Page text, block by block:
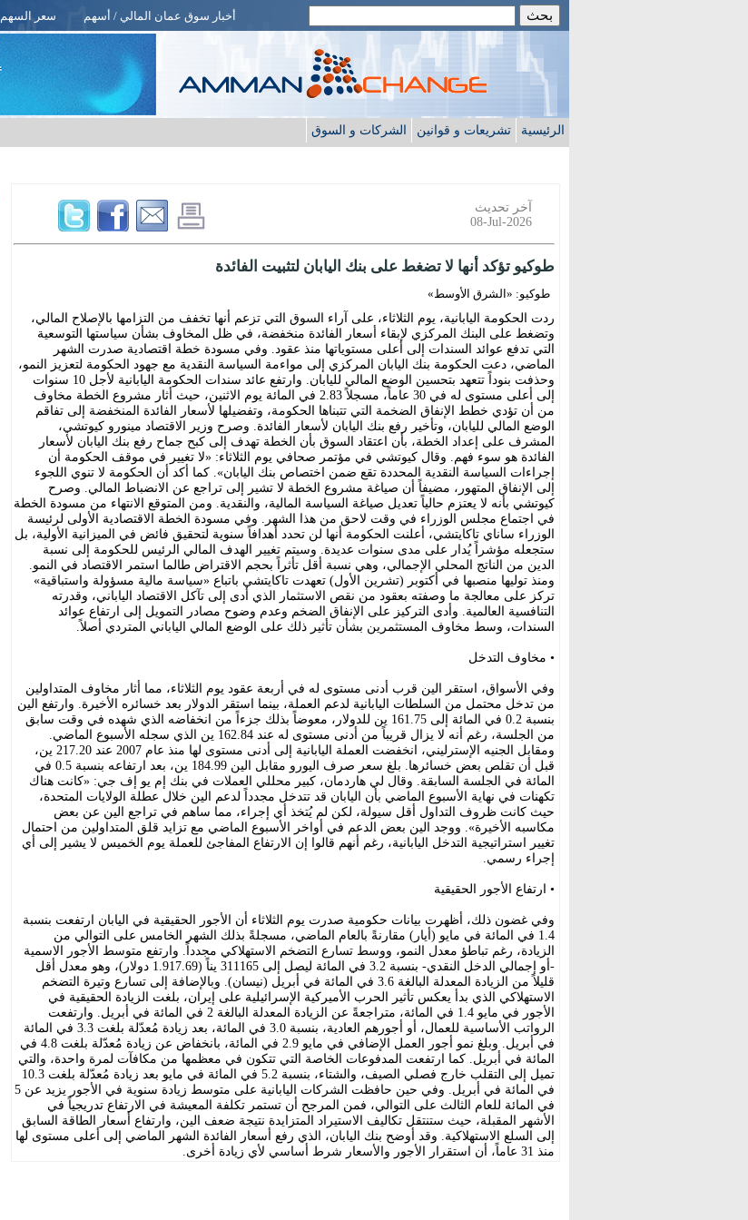
أخبار سوق عمان المالي / أسهم سعر السهم
الرئيسية تشريعات و قوانين الشركات و السوق
آخر تحديث
08-Jul-2026
طوكيو تؤكد أنها لا تضغط على بنك اليابان لتثبيت الفائدة
طوكيو: «الشرق الأوسط»
ردت الحكومة اليابانية، يوم الثلاثاء، على آراء السوق التي تزعم أنها تخفف من التزامها بالإصلاح المالي،
وتضغط على البنك المركزي لإبقاء أسعار الفائدة منخفضة، في ظل المخاوف بشأن سياستها التوسعية
التي تدفع عوائد السندات إلى أعلى مستوياتها منذ عقود. وفي مسودة خطة اقتصادية صدرت الشهر
الماضي، دعت الحكومة بنك اليابان المركزي إلى مواءمة السياسة النقدية مع جهود الحكومة لتعزيز النمو،
وحذفت بنوداً تتعهد بتحسين الوضع المالي لليابان. وارتفع عائد سندات الحكومة اليابانية لأجل 10 سنوات
إلى أعلى مستوى له في 30 عاماً، مسجلاً 2.83 في المائة يوم الاثنين، حيث أثار مشروع الخطة مخاوف
من أن تؤدي خطط الإنفاق الضخمة التي تتبناها الحكومة، وتفضيلها لأسعار الفائدة المنخفضة إلى تفاقم
الوضع المالي لليابان، وتأخير رفع بنك اليابان لأسعار الفائدة. وصرح وزير الاقتصاد مينورو كيوتشي،
المشرف على إعداد الخطة، بأن اعتقاد السوق بأن الخطة تهدف إلى كبح جماح رفع بنك اليابان لأسعار
الفائدة هو سوء فهم. وقال كيوتشي في مؤتمر صحافي يوم الثلاثاء: «لا تغيير في موقف الحكومة أن
إجراءات السياسة النقدية المحددة تقع ضمن اختصاص بنك اليابان». كما أكد أن الحكومة لا تنوي اللجوء
إلى الإنفاق المتهور، مضيفاً أن صياغة مشروع الخطة لا تشير إلى تراجع عن الانضباط المالي. وصرح
كيوتشي بأنه لا يعتزم حالياً تعديل صياغة السياسة المالية، والنقدية. ومن المتوقع الانتهاء من مسودة الخطة
في اجتماع مجلس الوزراء في وقت لاحق من هذا الشهر. وفي مسودة الخطة الاقتصادية الأولى لرئيسة
الوزراء ساناي تاكايتشي، أعلنت الحكومة أنها لن تحدد أهدافاً سنوية لتحقيق فائض في الميزانية الأولية، بل
ستجعله مؤشراً يُدار على مدى سنوات عديدة. وسيتم تغيير الهدف المالي الرئيس للحكومة إلى نسبة
الدين من الناتج المحلي الإجمالي، وهي نسبة أقل تأثراً بحجم الاقتراض طالما استمر الاقتصاد في النمو.
ومنذ توليها منصبها في أكتوبر (تشرين الأول) تعهدت تاكايتشي باتباع «سياسة مالية مسؤولة واستباقية»
تركز على معالجة ما وصفته بعقود من نقص الاستثمار الذي أدى إلى تآكل الاقتصاد الياباني، وقدرته
التنافسية العالمية. وأدى التركيز على الإنفاق الضخم وعدم وضوح مصادر التمويل إلى ارتفاع عوائد
السندات، وسط مخاوف المستثمرين بشأن تأثير ذلك على الوضع المالي الياباني المتردي أصلاً.
• مخاوف التدخل
وفي الأسواق، استقر الين قرب أدنى مستوى له في أربعة عقود يوم الثلاثاء، مما أثار مخاوف المتداولين
من تدخل محتمل من السلطات اليابانية لدعم العملة، بينما استقر الدولار بعد خسائره الأخيرة. وارتفع الين
بنسبة 0.2 في المائة إلى 161.75 ين للدولار، معوضاً بذلك جزءاً من انخفاضه الذي شهده في وقت سابق
من الجلسة، رغم أنه لا يزال قريباً من أدنى مستوى له عند 162.84 ين الذي سجله الأسبوع الماضي.
ومقابل الجنيه الإسترليني، انخفضت العملة اليابانية إلى أدنى مستوى لها منذ عام 2007 عند 217.20 ين،
قبل أن تقلص بعض خسائرها. بلغ سعر صرف اليورو مقابل الين 184.99 ين، بعد ارتفاعه بنسبة 0.5 في
المائة في الجلسة السابقة. وقال لي هاردمان، كبير محللي العملات في بنك إم يو إف جي: «كانت هناك
تكهنات في نهاية الأسبوع الماضي بأن اليابان قد تتدخل مجدداً لدعم الين خلال عطلة الولايات المتحدة،
حيث كانت ظروف التداول أقل سيولة، لكن لم يُتخذ أي إجراء، مما ساهم في تراجع الين عن بعض
مكاسبه الأخيرة». ووجد الين بعض الدعم في أواخر الأسبوع الماضي مع تزايد قلق المتداولين من احتمال
تغيير استراتيجية التدخل اليابانية، رغم أنهم قالوا إن الارتفاع المفاجئ للعملة يوم الخميس لا يشير إلى أي
إجراء رسمي.
• ارتفاع الأجور الحقيقية
وفي غضون ذلك، أظهرت بيانات حكومية صدرت يوم الثلاثاء أن الأجور الحقيقية في اليابان ارتفعت بنسبة
1.4 في المائة في مايو (أيار) مقارنةً بالعام الماضي، مسجلةً بذلك الشهر الخامس على التوالي من
الزيادة، رغم تباطؤ معدل النمو، ووسط تسارع التضخم الاستهلاكي مجدداً. وارتفع متوسط الأجور الاسمية
-أو إجمالي الدخل النقدي- بنسبة 3.2 في المائة ليصل إلى 311165 يناً (1.917.69 دولار)، وهو معدل أقل
قليلاً من الزيادة المعدلة البالغة 3.6 في المائة في أبريل (نيسان). وبالإضافة إلى تسارع وتيرة التضخم
الاستهلاكي الذي بدأ يعكس تأثير الحرب الأميركية الإسرائيلية على إيران، بلغت الزيادة الحقيقية في
الأجور في مايو 1.4 في المائة، متراجعةً عن الزيادة المعدلة البالغة 2 في المائة في أبريل. وارتفعت
الرواتب الأساسية للعمال، أو أجورهم العادية، بنسبة 3.0 في المائة، بعد زيادة مُعدّلة بلغت 3.3 في المائة
في أبريل. وبلغ نمو أجور العمل الإضافي في مايو 2.9 في المائة، بانخفاض عن زيادة مُعدّلة بلغت 4.8 في
المائة في أبريل. كما ارتفعت المدفوعات الخاصة التي تتكون في معظمها من مكافآت لمرة واحدة، والتي
تميل إلى التقلب خارج فصلي الصيف، والشتاء، بنسبة 5.2 في المائة في مايو بعد زيادة مُعدّلة بلغت 10.3
في المائة في أبريل. وفي حين حافظت الشركات اليابانية على متوسط زيادة سنوية في الأجور يزيد عن 5
في المائة للعام الثالث على التوالي، فمن المرجح أن تستمر تكلفة المعيشة في الارتفاع تدريجياً في
الأشهر المقبلة، حيث ستنتقل تكاليف الاستيراد المتزايدة نتيجة ضعف الين، وارتفاع أسعار الطاقة السابق
إلى السلع الاستهلاكية. وقد أوضح بنك اليابان، الذي رفع أسعار الفائدة الشهر الماضي إلى أعلى مستوى لها
منذ 31 عاماً، أن استقرار الأجور والأسعار شرط أساسي لأي زيادة أخرى.